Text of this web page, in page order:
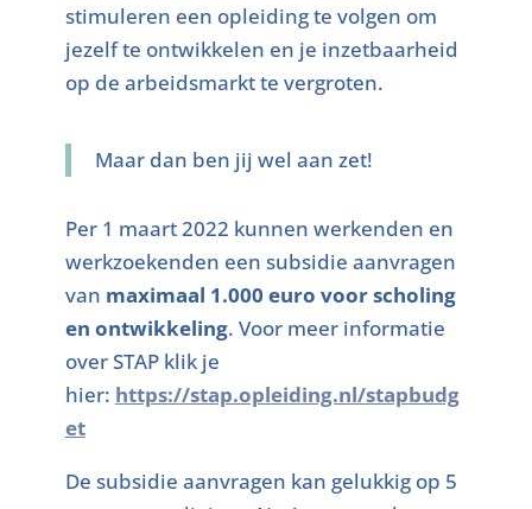
stimuleren een opleiding te volgen om
jezelf te ontwikkelen en je inzetbaarheid
op de arbeidsmarkt te vergroten.
Maar dan ben jij wel aan zet!
Per 1 maart 2022 kunnen werkenden en
werkzoekenden een subsidie aanvragen
van maximaal 1.000 euro voor scholing
en ontwikkeling. Voor meer informatie
over STAP klik je
hier: https://stap.opleiding.nl/stapbudg
et
De subsidie aanvragen kan gelukkig op 5